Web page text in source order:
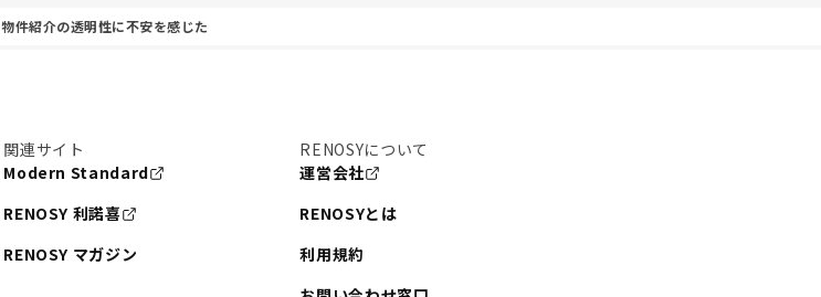
物件紹介の透明性に不安を感じた
関連サイト
Modern Standard
RENOSY 利諾喜
RENOSY マガジン
RENOSYについて
運営会社
RENOSYとは
利用規約